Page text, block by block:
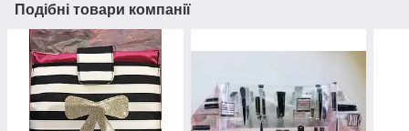
Подібні товари компанії